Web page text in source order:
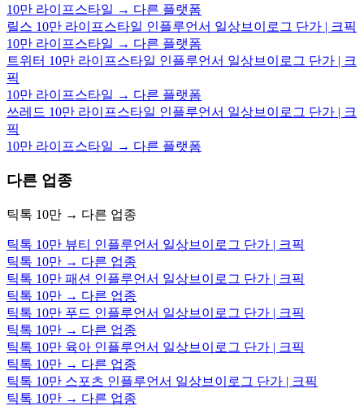
10만 라이프스타일 → 다른 플랫폼
릴스 10만 라이프스타일 인플루언서 일상브이로그 단가 | 크픽
10만 라이프스타일 → 다른 플랫폼
트위터 10만 라이프스타일 인플루언서 일상브이로그 단가 | 크
픽
10만 라이프스타일 → 다른 플랫폼
쓰레드 10만 라이프스타일 인플루언서 일상브이로그 단가 | 크
픽
10만 라이프스타일 → 다른 플랫폼
다른 업종
틱톡 10만 → 다른 업종
틱톡 10만 뷰티 인플루언서 일상브이로그 단가 | 크픽
틱톡 10만 → 다른 업종
틱톡 10만 패션 인플루언서 일상브이로그 단가 | 크픽
틱톡 10만 → 다른 업종
틱톡 10만 푸드 인플루언서 일상브이로그 단가 | 크픽
틱톡 10만 → 다른 업종
틱톡 10만 육아 인플루언서 일상브이로그 단가 | 크픽
틱톡 10만 → 다른 업종
틱톡 10만 스포츠 인플루언서 일상브이로그 단가 | 크픽
틱톡 10만 → 다른 업종